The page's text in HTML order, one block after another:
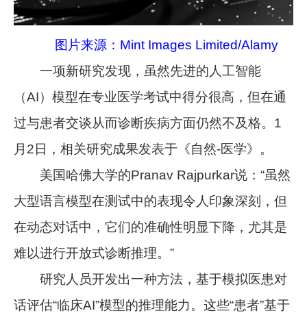
图片来源：Mint Images Limited/Alamy
一项新研究发现，虽然先进的人工智能
（AI）模型在专业医学考试中得分很高，但在通
过与患者交谈从而诊断疾病方面仍然不及格。1
月2日，相关研究成果发表于《自然-医学》。
美国哈佛大学的Pranav Rajpurkar说：“虽然
大型语言模型在测试中的表现令人印象深刻，但
在动态对话中，它们的准确性明显下降，尤其是
难以进行开放式诊断推理。”
研究人员开发出一种方法，基于模拟医患对
话评估“临床AI”模型的推理能力。这些“患者”基于